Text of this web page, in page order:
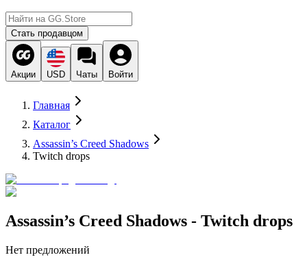
Стать продавцом
Акции USD Чаты Войти
Главная
Каталог
Assassin’s Creed Shadows
Twitch drops
Assassin’s Creed Shadows - Twitch drops
Нет предложений